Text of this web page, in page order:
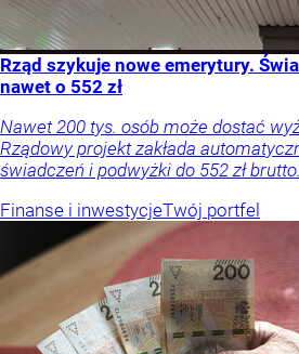
Rząd szykuje nowe emerytury.
nawet o 552 zł
Nawet 200 tys. osób może dostać
Rządowy projekt zakłada
świadczeń i podwyżki do 552 zł brutto.
Finanse i inwestycjeTwój portfel